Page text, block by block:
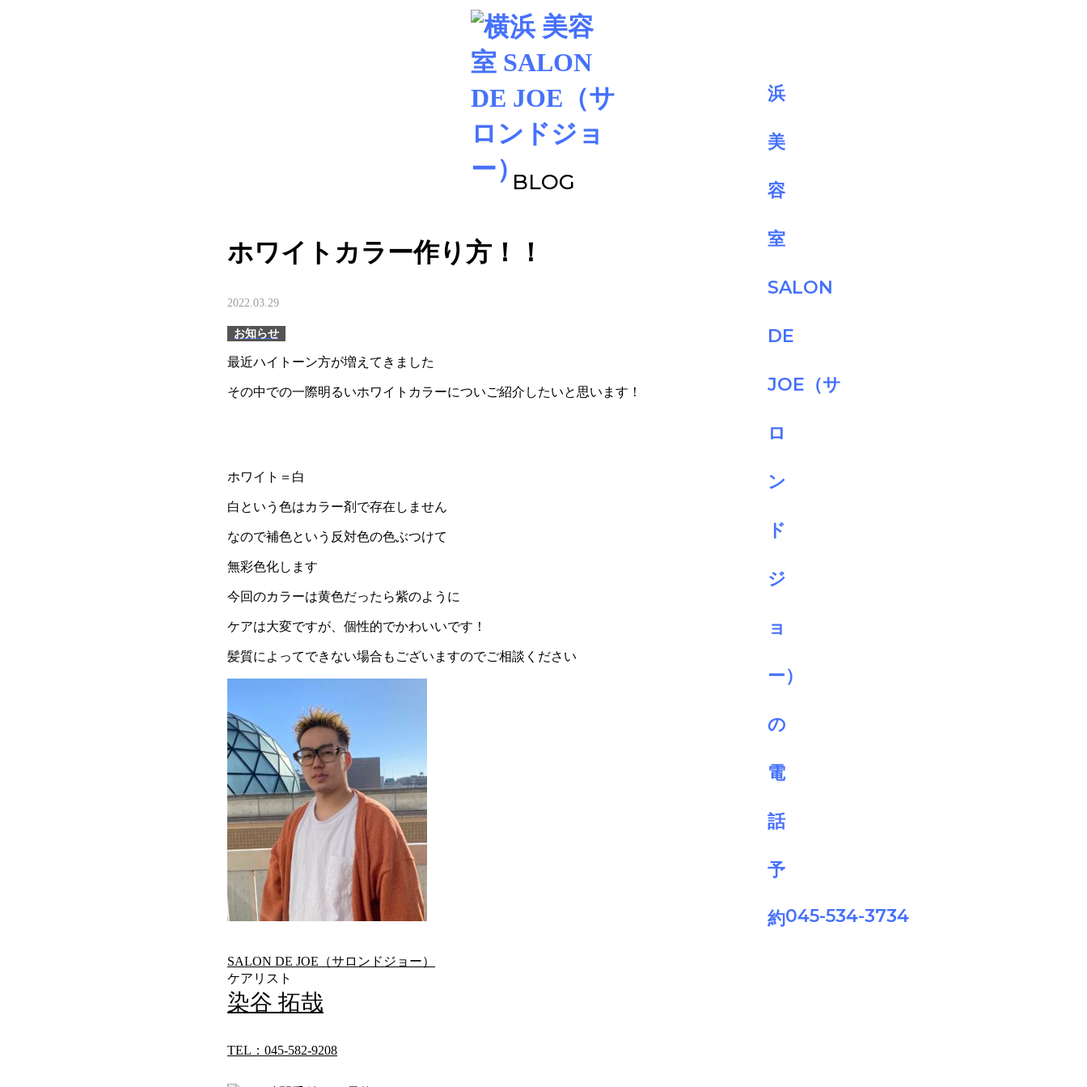
045-534-3734
BLOG
ホワイトカラー作り方！！
2022.03.29
お知らせ
最近ハイトーン方が増えてきました
その中での一際明るいホワイトカラーについご紹介したいと思います！
ホワイト＝白
白という色はカラー剤で存在しません
なので補色という反対色の色ぶつけて
無彩色化します
今回のカラーは黄色だったら紫のように
ケアは大変ですが、個性的でかわいいです！
髪質によってできない場合もございますのでご相談ください
SALON DE JOE（サロンドジョー）
ケアリスト
染谷 拓哉
TEL：045-582-9208